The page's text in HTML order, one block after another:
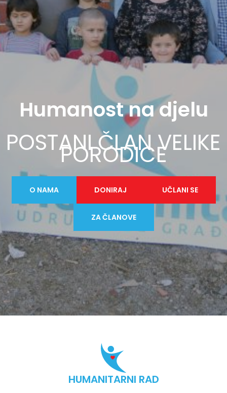
Humanost na djelu
POSTANI ČLAN VELIKE
PORODICE
O NAMA DONIRAJ UČLANI SE
ZA ČLANOVE
HUMANITARNI RAD